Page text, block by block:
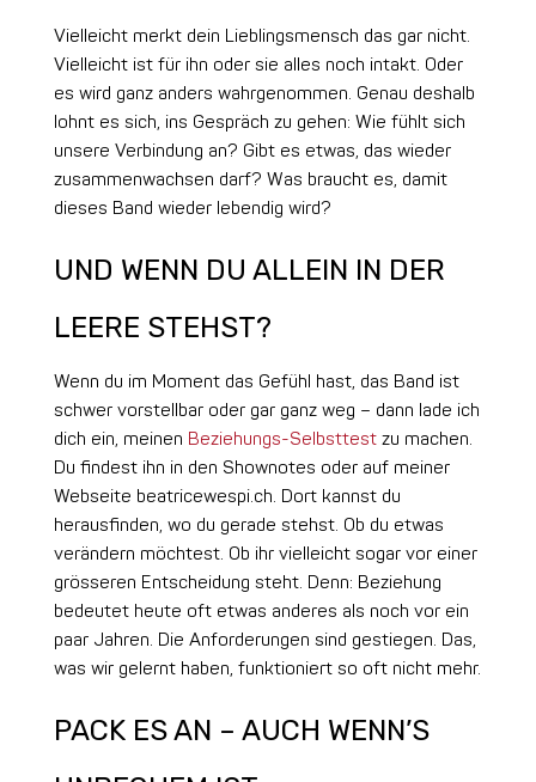
Vielleicht merkt dein Lieblingsmensch das gar nicht.
Vielleicht ist für ihn oder sie alles noch intakt. Oder
es wird ganz anders wahrgenommen. Genau deshalb
lohnt es sich, ins Gespräch zu gehen: Wie fühlt sich
unsere Verbindung an? Gibt es etwas, das wieder
zusammenwachsen darf? Was braucht es, damit
dieses Band wieder lebendig wird?
UND WENN DU ALLEIN IN DER
LEERE STEHST?
Wenn du im Moment das Gefühl hast, das Band ist
schwer vorstellbar oder gar ganz weg – dann lade ich
dich ein, meinen Beziehungs-Selbsttestzu machen.
Du findest ihn in den Shownotes oder auf meiner
Webseite beatricewespi.ch. Dort kannst du
herausfinden, wo du gerade stehst. Ob du etwas
verändern möchtest. Ob ihr vielleicht sogar vor einer
grösseren Entscheidung steht. Denn: Beziehung
bedeutet heute oft etwas anderes als noch vor ein
paar Jahren. Die Anforderungen sind gestiegen. Das,
was wir gelernt haben, funktioniert so oft nicht mehr.
PACK ES AN – AUCH WENN’S